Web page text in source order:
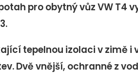
pro obytný vůz VW T4
tepelnou izolaci v zimě i
Dvě vnější, ochranné z